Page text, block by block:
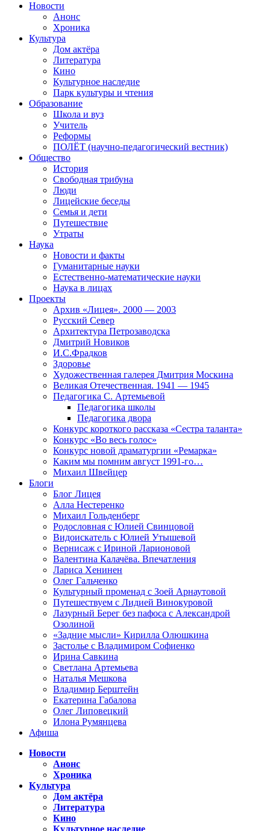
Новости
Анонс
Хроника
Культура
Дом актёра
Литература
Кино
Культурное наследие
Парк культуры и чтения
Образование
Школа и вуз
Учитель
Реформы
ПОЛЁТ (научно-педагогический вестник)
Общество
История
Свободная трибуна
Люди
Лицейские беседы
Семья и дети
Путешествие
Утраты
Наука
Новости и факты
Гуманитарные науки
Естественно-математические науки
Наука в лицах
Проекты
Архив «Лицея». 2000 — 2003
Русский Север
Архитектура Петрозаводска
Дмитрий Новиков
И.С.Фрадков
Здоровье
Художественная галерея Дмитрия Москина
Великая Отечественная. 1941 — 1945
Педагогика С. Артемьевой
Педагогика школы
Педагогика двора
Конкурс короткого рассказа «Сестра таланта»
Конкурс «Во весь голос»
Конкурс новой драматургии «Ремарка»
Каким мы помним август 1991-го…
Михаил Швейцер
Блоги
Блог Лицея
Алла Нестеренко
Михаил Гольденберг
Родословная с Юлией Свинцовой
Видоискатель с Юлией Утышевой
Вернисаж с Ириной Ларионовой
Валентина Калачёва. Впечатления
Лариса Хенинен
Олег Гальченко
Культурный променад с Зоей Арнаутовой
Путешествуем с Лидией Винокуровой
Лазурный Берег без пафоса с Александрой
Озолиной
«Задние мысли» Кирилла Олюшкина
Застолье с Владимиром Софиенко
Ирина Савкина
Светлана Артемьева
Наталья Мешкова
Владимир Берштейн
Екатерина Габалова
Олег Липовецкий
Илона Румянцева
Афиша
Новости
Анонс
Хроника
Культура
Дом актёра
Литература
Кино